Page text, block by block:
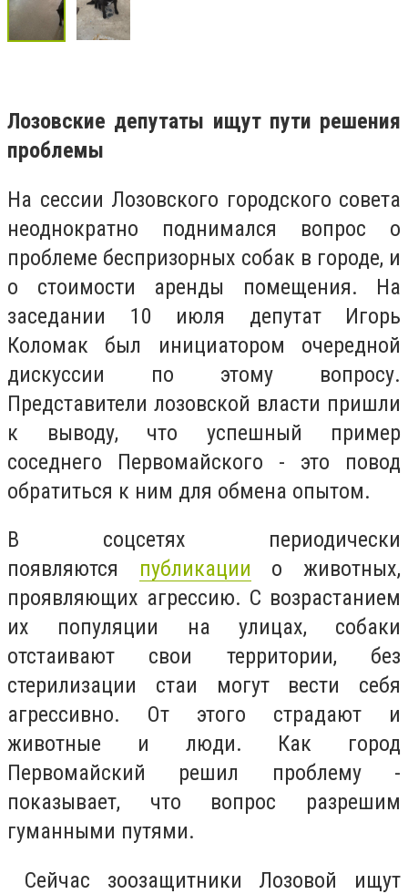
Лозовские депутаты ищут пути решения
проблемы
На сессии Лозовского городского совета
неоднократно поднимался вопрос о
проблеме беспризорных собак в городе, и
о стоимости аренды помещения. На
заседании 10 июля депутат Игорь
Коломак был инициатором очередной
дискуссии по этому вопросу.
Представители лозовской власти пришли
к выводу, что успешный пример
соседнего Первомайского - это повод
обратиться к ним для обмена опытом.
В соцсетях периодически
появляются публикации о животных,
проявляющих агрессию. С возрастанием
их популяции на улицах, собаки
отстаивают свои территории, без
стерилизации стаи могут вести себя
агрессивно. От этого страдают и
животные и люди. Как город
Первомайский решил проблему -
показывает, что вопрос разрешим
гуманными путями.
Сейчас зоозащитники Лозовой ищут